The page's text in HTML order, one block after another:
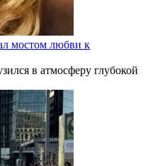
мостом любви к
в атмосферу глубокой